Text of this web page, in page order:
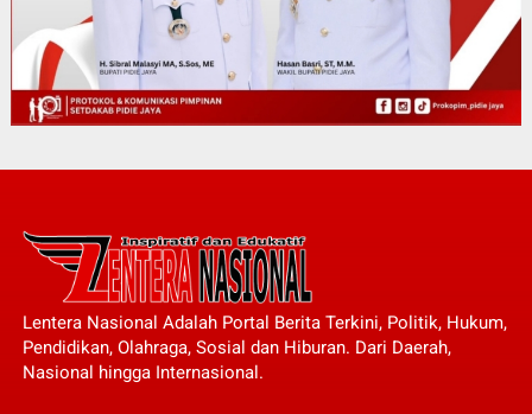
Lentera Nasional Adalah Portal Berita Terkini, Politik, Hukum,
Pendidikan, Olahraga, Sosial dan Hiburan. Dari Daerah,
Nasional hingga Internasional.